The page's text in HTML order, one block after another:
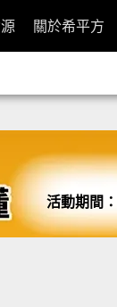
關於希平方
活動期間：